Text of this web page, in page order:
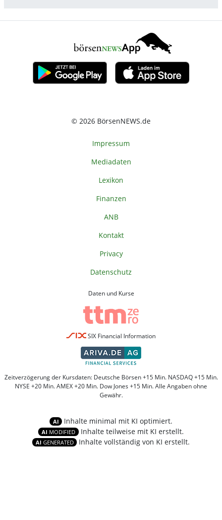
© 2026 BörsenNEWS.de
Impressum
Mediadaten
Lexikon
Finanzen
ANB
Kontakt
Privacy
Datenschutz
Daten und Kurse
SIX Financial Information
Zeitverzögerung der Kursdaten: Deutsche Börsen +15 Min. NASDAQ +15 Min.
NYSE +20 Min. AMEX +20 Min. Dow Jones +15 Min. Alle Angaben ohne
Gewähr.
AI Inhalte minimal mit KI optimiert.
AI MODIFIED Inhalte teilweise mit KI erstellt.
AI GENERATED Inhalte vollständig von KI erstellt.